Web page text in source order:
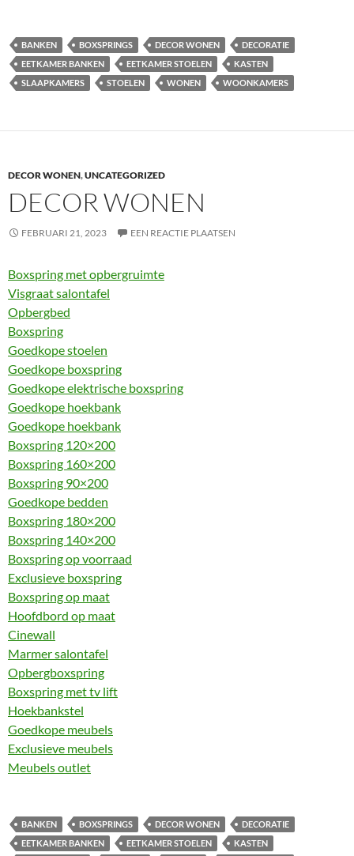
BANKEN BOXSPRINGS DECOR WONEN
DECORATIE
EETKAMER BANKEN
EETKAMER STOELEN
KASTEN
SLAAPKAMERS
STOELEN WONEN WOONKAMERS
DECOR WONEN,UNCATEGORIZED
DECOR WONEN
FEBRUARI 21, 2023 EEN REACTIE PLAATSEN
Boxspring met opbergruimte
Visgraat salontafel
Opbergbed
Boxspring
Goedkope stoelen
Goedkope boxspring
Goedkope elektrische boxspring
Goedkope hoekbank
Goedkope hoekbank
Boxspring 120×200
Boxspring 160×200
Boxspring 90×200
Goedkope bedden
Boxspring 180×200
Boxspring 140×200
Boxspring op voorraad
Exclusieve boxspring
Boxspring op maat
Hoofdbord op maat
Cinewall
Marmer salontafel
Opbergboxspring
Boxspring met tv lift
Hoekbankstel
Goedkope meubels
Exclusieve meubels
Meubels outlet
BANKEN BOXSPRINGS DECOR WONEN
DECORATIE
EETKAMER BANKEN
EETKAMER STOELEN
KASTEN